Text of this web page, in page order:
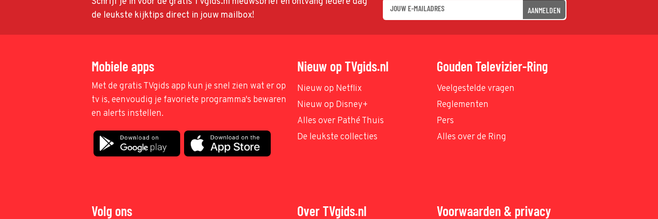
de leukste kijktips direct in jouw mailbox!
AANMELDEN
Mobiele apps
Met de gratis TVgids app kun je snel zien wat er op
tv is, eenvoudig je favoriete programma's bewaren
en alerts instellen.
Nieuw op TVgids.nl
Nieuw op Netflix
Nieuw op Disney+
Alles over Pathé Thuis
De leukste collecties
Gouden Televizier-Ring
Veelgestelde vragen
Reglementen
Pers
Alles over de Ring
Volg ons Over TVgids.nl Voorwaarden & privacy